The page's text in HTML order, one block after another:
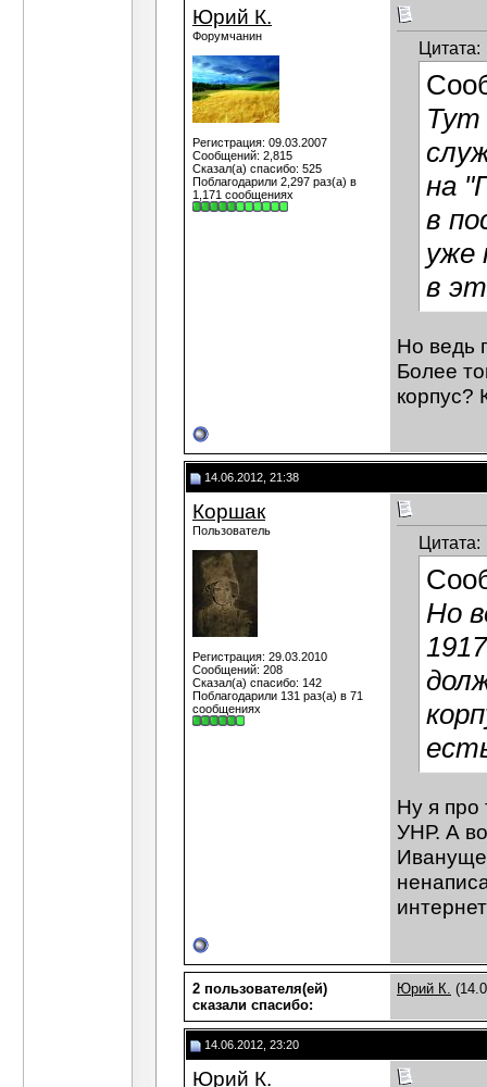
Юрий К.
Форумчанин
Регистрация: 09.03.2007
Сообщений: 2,815
Сказал(а) спасибо: 525
Поблагодарили 2,297 раз(а) в
1,171 сообщениях
Цитата:
Тут
на
в
уже
в
Но ведь
Более
корпус?
14.06.2012, 21:38
Коршак
Пользователь
Регистрация: 29.03.2010
Сообщений: 208
Сказал(а) спасибо: 142
Поблагодарили 131 раз(а) в 71
сообщениях
Цитата:
Но
Ну я про
УНР. А
2 пользователя(ей)
сказали cпасибо:
Юрий К.
14.06.2012, 23:20
Юрий К.